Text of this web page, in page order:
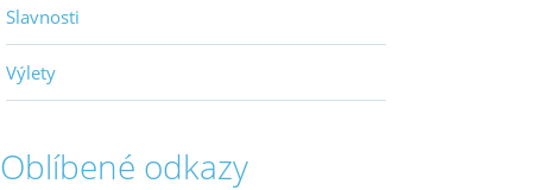
Slavnosti
Výlety
Oblíbené odkazy